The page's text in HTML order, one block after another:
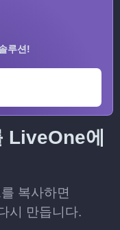
루션!
LiveOne에
복사하면
시 만듭니다.